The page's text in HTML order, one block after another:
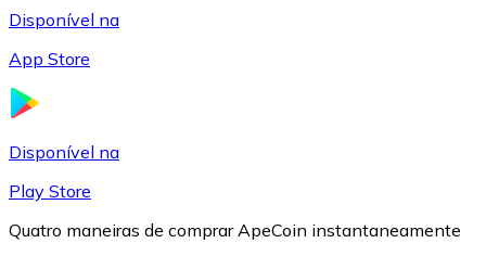
Disponível na
App Store
Disponível na
Play Store
Quatro maneiras de comprar ApeCoin instantaneamente